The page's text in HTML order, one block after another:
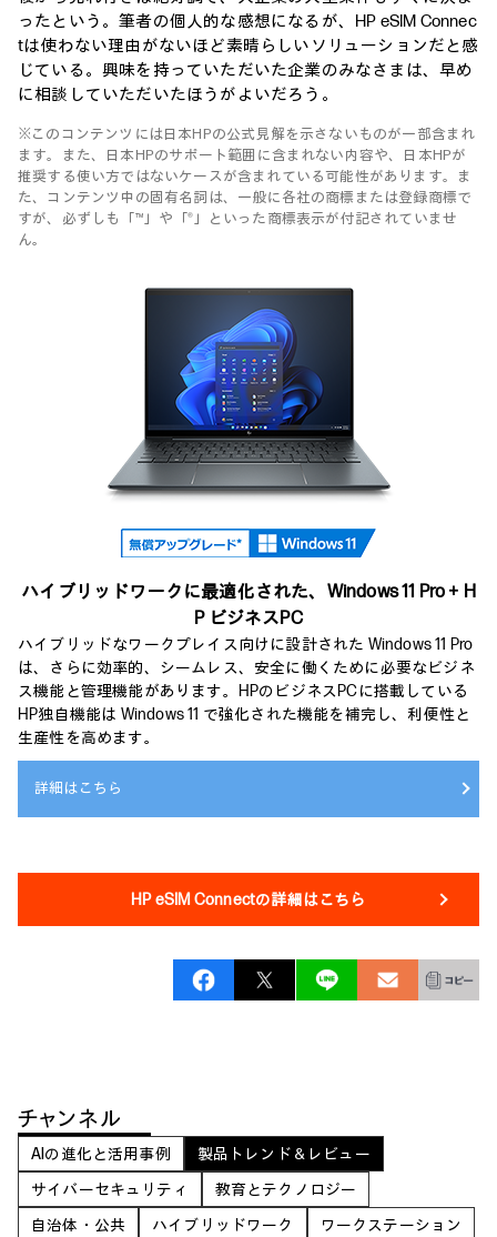
ったという。筆者の個人的な感想になるが、HP eSIM Connec
tは使わない理由がないほど素晴らしいソリューションだと感
じている。興味を持っていただいた企業のみなさまは、早め
に相談していただいたほうがよいだろう。
※このコンテンツには日本HPの公式見解を示さないものが一部含まれ
ます。また、日本HPのサポート範囲に含まれない内容や、日本HPが
推奨する使い方ではないケースが含まれている可能性があります。ま
た、コンテンツ中の固有名詞は、一般に各社の商標または登録商標で
すが、必ずしも「™」や「®」といった商標表示が付記されていませ
ん。
ハイブリッドワークに最適化された、 Windows 11 Pro＋H
P ビジネスPC
ハイブリッドなワークプレイス向けに設計された Windows 11 Pro
は、さらに効率的、シームレス、安全に働くために必要なビジネ
ス機能と管理機能があります。HPのビジネスPCに搭載している
HP独自機能は Windows 11 で強化された機能を補完し、利便性と
生産性を高めます。
詳細はこちら
HP eSIM Connectの詳細はこちら
チャンネル
AIの進化と活用事例
製品トレンド＆レビュー
サイバーセキュリティ
教育とテクノロジー
自治体・公共
ハイブリッドワーク
ワークステーション